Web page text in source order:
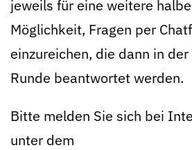
jeweils für eine weitere
Möglichkeit, Fragen per
einzureichen, die dann in
Runde beantwortet werden.
Bitte melden Sie sich bei
unter dem